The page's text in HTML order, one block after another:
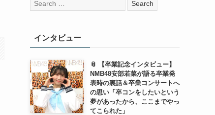
索:
インタビュー
📎 【卒業記念インタビュー】
NMB48安部若菜が語る卒業発
表時の裏話＆卒業コンサートへ
の思い「卒コンをしたいという
夢があったから、ここまでやっ
てこられた」